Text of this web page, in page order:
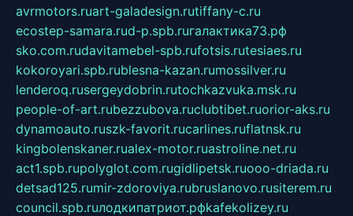
avrmotors.ruart-galadesign.rutiffany-c.ru
ecostep-samara.rud-p.spb.ruгалактика73.рф
sko.com.rudavitamebel-spb.rufotsis.rutesiaes.ru
kokoroyari.spb.rublesna-kazan.rumossilver.ru
lenderoq.rusergeydobrin.rutochkazvuka.msk.ru
people-of-art.rubezzubova.ruclubtibet.ruorior-aks.ru
dynamoauto.ruszk-favorit.rucarlines.ruflatnsk.ru
kingbolenskaner.rualex-motor.ruastroline.net.ru
act1.spb.rupolyglot.com.rugidlipetsk.ruooo-driada.ru
detsad125.rumir-zdoroviya.rubruslanovo.rusiterem.ru
council.spb.ruлодкипатриот.рфkafekolizey.ru